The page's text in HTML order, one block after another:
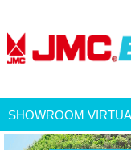
SHOWROOM